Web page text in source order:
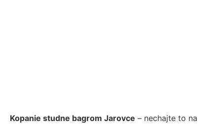
Kopanie studne bagrom Jarovce – nechajte to na